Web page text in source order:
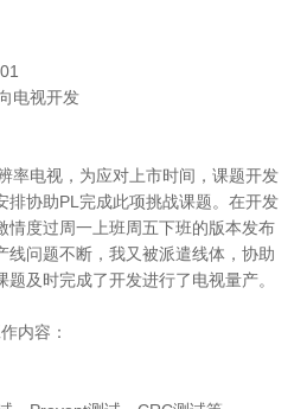
电视开发
率电视，为应对上市时间，课题开发
排协助PL完成此项挑战课题。在开发
情度过周一上班周五下班的版本发布
线问题不断，我又被派遣线体，协助
及时完成了开发进行了电视量产。
内容：